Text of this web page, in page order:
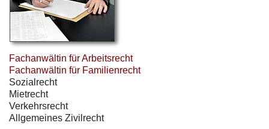
Fachanwältin für Arbeitsrecht
Fachanwältin für Familienrecht
Sozialrecht
Mietrecht
Verkehrsrecht
Allgemeines Zivilrecht